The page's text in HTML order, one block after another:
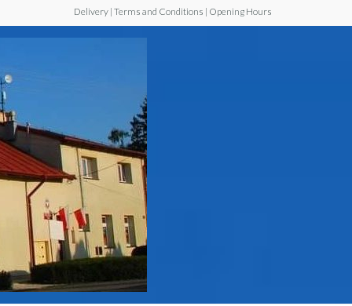
Delivery | Terms and Conditions | Opening Hours